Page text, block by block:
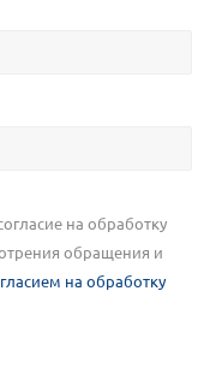
на обработку
обращения и
на обработку